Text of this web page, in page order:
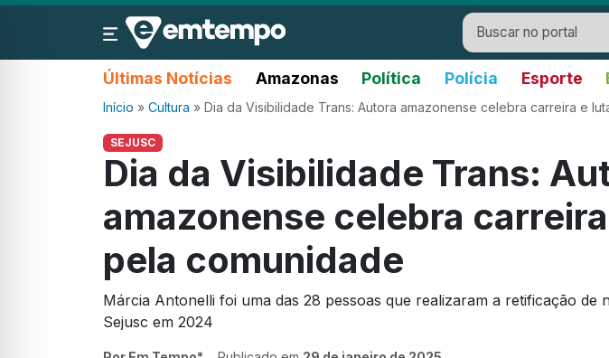
Últimas Notícias Amazonas Política Polícia Esporte
Início » Cultura » Dia da Visibilidade Trans: Autora amazonense celebra carreira e
SEJUSC
Dia da Visibilidade Trans:
amazonense celebra
pela comunidade
Márcia Antonelli foi uma das 28 pessoas que realizaram a retificação de
Sejusc em 2024